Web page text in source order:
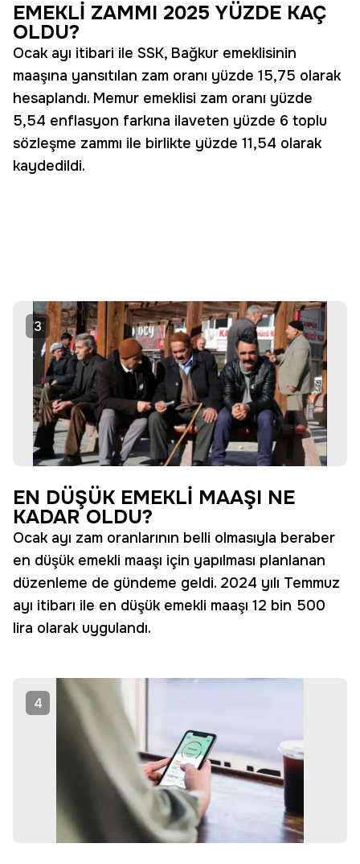
EMEKLİ ZAMMI 2025 YÜZDE KAÇ
OLDU?
Ocak ayı itibari ile SSK, Bağkur emeklisinin
maaşına yansıtılan zam oranı yüzde 15,75 olarak
hesaplandı. Memur emeklisi zam oranı yüzde
5,54 enflasyon farkına ilaveten yüzde 6 toplu
sözleşme zammı ile birlikte yüzde 11,54 olarak
kaydedildi.
3
EN DÜŞÜK EMEKLİ MAAŞI NE
KADAR OLDU?
Ocak ayı zam oranlarının belli olmasıyla beraber
en düşük emekli maaşı için yapılması planlanan
düzenleme de gündeme geldi. 2024 yılı Temmuz
ayı itibarı ile en düşük emekli maaşı 12 bin 500
lira olarak uygulandı.
4